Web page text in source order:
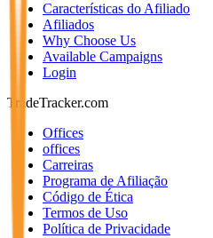
Características do Afiliado
Afiliados
Why Choose Us
Available Campaigns
Login
TradeTracker.com
Offices
offices
Carreiras
Programa de Afiliação
Código de Ética
Termos de Uso
Política de Privacidade